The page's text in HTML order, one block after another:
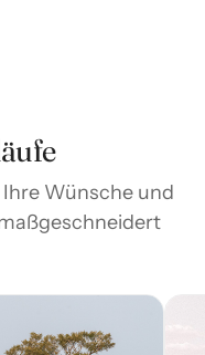
Ihre Wünsche und